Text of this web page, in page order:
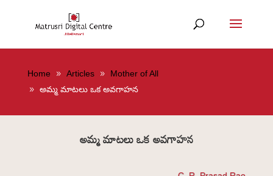
Home Articles
Mother of All
అమ్మ మాటలు ఒక అవగాహన
అమ్మ మాటలు ఒక అవగాహన